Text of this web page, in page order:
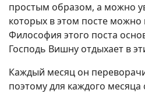
простым образом, а можно
которых в этом посте можно
Философия этого поста
Господь Вишну отдыхает в
Каждый месяц он
поэтому для каждого месяца